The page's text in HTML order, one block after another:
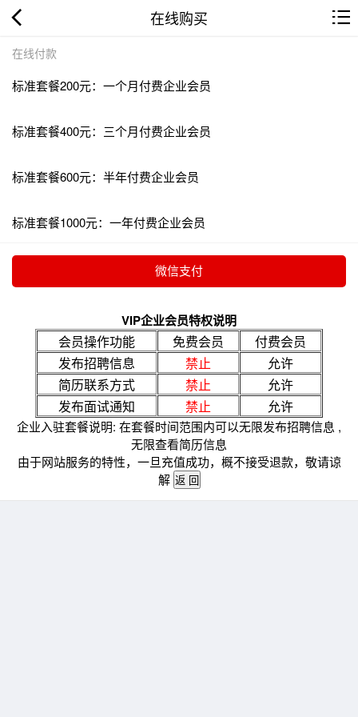
在线购买
在线付款
标准套餐200元：一个月付费企业会员
标准套餐400元：三个月付费企业会员
标准套餐600元：半年付费企业会员
标准套餐1000元：一年付费企业会员
VIP企业会员特权说明
会员操作功能 免费会员
付费会员
发布招聘信息
禁止
允许
简历联系方式
禁止
允许
发布面试通知
禁止 允许
企业入驻套餐说明: 在套餐时间范围内可以无限发布招聘信息 ,
无限查看简历信息
由于网站服务的特性，一旦充值成功，概不接受退款，敬请谅
解